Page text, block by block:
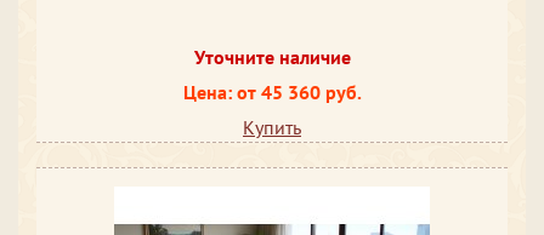
Уточните наличие
Цена: от 45 360 руб.
Купить